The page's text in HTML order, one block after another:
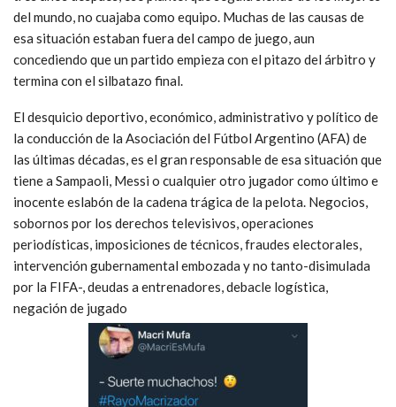
del mundo, no cuajaba como equipo. Muchas de las causas de
esa situación estaban fuera del campo de juego, aun
concediendo que un partido empieza con el pitazo del árbitro y
termina con el silbatazo final.
El desquicio deportivo, económico, administrativo y político de
la conducción de la Asociación del Fútbol Argentino (AFA) de
las últimas décadas, es el gran responsable de esa situación que
tiene a Sampaoli, Messi o cualquier otro jugador como último e
inocente eslabón de la cadena trágica de la pelota. Negocios,
sobornos por los derechos televisivos, operaciones
periodísticas, imposiciones de técnicos, fraudes electorales,
intervención gubernamental embozada y no tanto-disimulada
por la FIFA-, deudas a entrenadores, debacle logística,
negación de jugado